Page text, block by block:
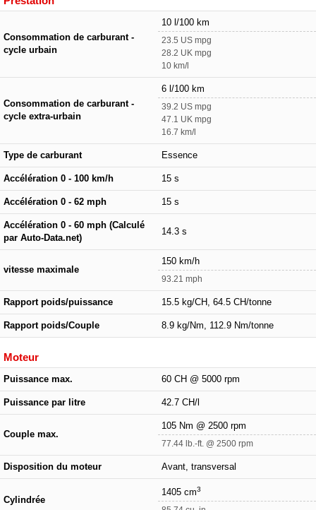
Consommation de carburant -
cycle urbain
10 l/100 km
23.5 US mpg
28.2 UK mpg
10 km/l
Consommation de carburant -
cycle extra-urbain
6 l/100 km
39.2 US mpg
47.1 UK mpg
16.7 km/l
Type de carburant Essence
Accélération 0 - 100 km/h 15 s
Accélération 0 - 62 mph 15 s
Accélération 0 - 60 mph (Calculé
par Auto-Data.net)
14.3 s
vitesse maximale
150 km/h
93.21 mph
Rapport poids/puissance 15.5 kg/CH, 64.5 CH/tonne
Rapport poids/Couple 8.9 kg/Nm, 112.9 Nm/tonne
Moteur
Puissance max. 60 CH @ 5000 rpm
Puissance par litre 42.7 CH/l
Couple max.
105 Nm @ 2500 rpm
77.44 lb.-ft. @ 2500 rpm
Disposition du moteur Avant, transversal
Cylindrée
1405 cm3